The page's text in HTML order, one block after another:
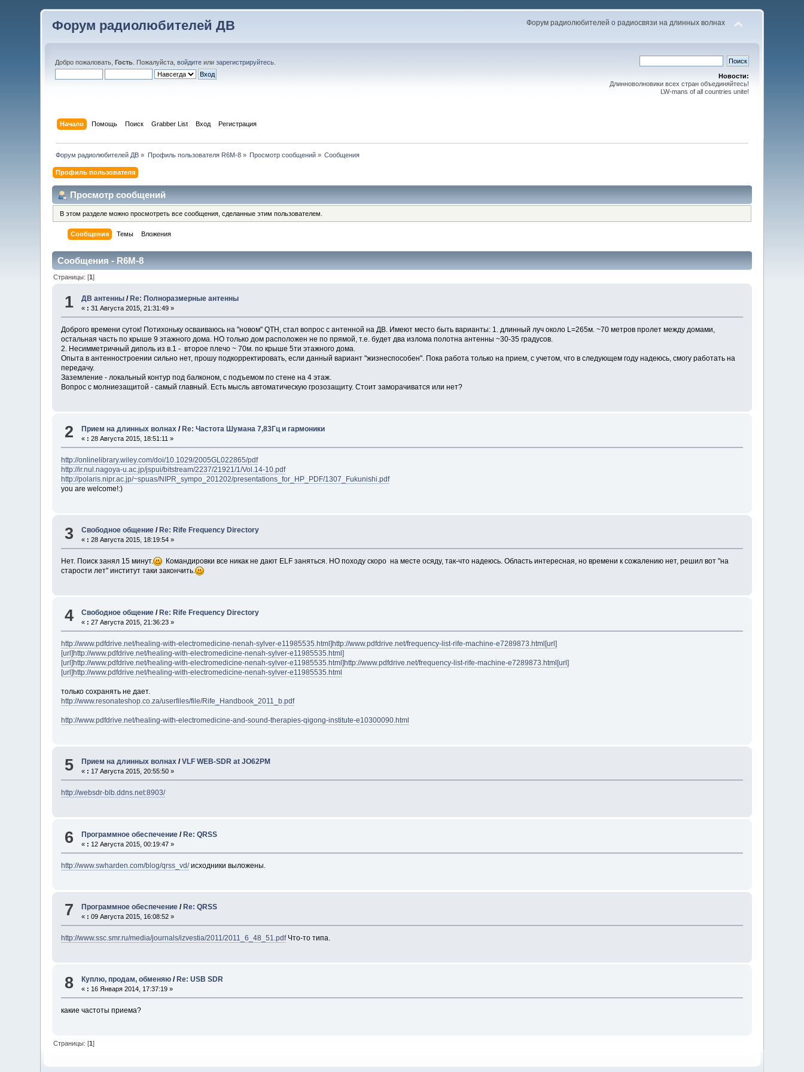
Форум радиолюбителей ДВ Форум радиолюбителей о радиосвязи на длинных волнах
Добро пожаловать,Гость . Пожалуйста,войдите илизарегистрируйтесь
Новости:
Длинноволновики всех стран объединяйтесь!
LW-mans of all countries unite!
Начало Помощь Поиск Grabber List Вход Регистрация
Форум радиолюбителей ДВ » Профиль пользователя R6M-8» Просмотр сообщений » Сообщения
Профиль пользователя
Просмотр сообщений
В этом разделе можно просмотреть все сообщения, сделанные этим пользователем.
Сообщения Темы Вложения
Сообщения - R6M-8
Страницы: [1]
1 ДВ антенны / Re: Полноразмерные антенны
« : 31 Августа 2015, 21:31:49 »
Доброго времени суток! Потихоньку осваиваюсь на "новом" QTH, стал вопрос с антенной на ДВ. Имеют место быть варианты: 1. длинный луч около L=265м. ~70 метров пролет между домами,
остальная часть по крыше 9 этажного дома. НО только дом расположен не по прямой, т.е. будет два излома полотна антенны ~30-35 градусов.
2. Несимметричный диполь из в.1 - второе плечо ~ 70м. по крыше 5ти этажного дома.
Опыта в антенностроении сильно нет, прошу подкорректировать, если данный вариант "жизнеспособен". Пока работа только на прием, с учетом, что в следующем году надеюсь, смогу работать на
передачу.
Заземление - локальный контур под балконом, с подъемом по стене на 4 этаж.
Вопрос с молниезащитой - самый главный. Есть мысль автоматическую грозозащиту. Стоит заморачиватся или нет?
2 Прием на длинных волнах /Re: Частота Шумана 7,83Гц и гармоники
« : 28 Августа 2015, 18:51:11 »
http://onlinelibrary.wiley.com/doi/10.1029/2005GL022865/pdf
http://ir.nul.nagoya-u.ac.jp/jspui/bitstream/2237/21921/1/Vol.14-10.pdf
http://polaris.nipr.ac.jp/~spuas/NIPR_sympo_201202/presentations_for_HP_PDF/1307_Fukunishi.pdf
you are welcome!:)
3 Свободное общение / Re: Rife Frequency Directory
« : 28 Августа 2015, 18:19:54 »
Нет. Поиск занял 15 минут.
Командировки все никак не дают ELF заняться. НО походу скоро на месте осяду, так-что надеюсь. Область интересная, но времени к сожалению нет, решил вот "на
старости лет" институт таки закончить.
4 Свободное общение /Re: Rife Frequency Directory
« : 27 Августа 2015, 21:36:23 »
http://www.pdfdrive.net/healing-with-electromedicine-nenah-sylver-e11985535.html]http://www.pdfdrive.net/frequency-list-rife-machine-e7289873.html[url]
[url]http://www.pdfdrive.net/healing-with-electromedicine-nenah-sylver-e11985535.html]
[url]http://www.pdfdrive.net/healing-with-electromedicine-nenah-sylver-e11985535.html]http://www.pdfdrive.net/frequency-list-rife-machine-e7289873.html[url]
[url]http://www.pdfdrive.net/healing-with-electromedicine-nenah-sylver-e11985535.html
только сохранять не дает.
http://www.resonateshop.co.za/userfiles/file/Rife_Handbook_2011_b.pdf
http://www.pdfdrive.net/healing-with-electromedicine-and-sound-therapies-qigong-institute-e10300090.html
5 Прием на длинных волнах /VLF WEB-SDR at JO62PM
« : 17 Августа 2015, 20:55:50 »
http://websdr-blb.ddns.net:8903/
6 Программное обеспечение /Re: QRSS
« : 12 Августа 2015, 00:19:47 »
http://www.swharden.com/blog/qrss_vd/исходники выложены.
7 Программное обеспечение / Re: QRSS
« : 09 Августа 2015, 16:08:52 »
http://www.ssc.smr.ru/media/journals/izvestia/2011/2011_6_48_51.pdfЧто-то типа.
8 Куплю, продам, обменяю / Re: USB SDR
« : 16 Января 2014, 17:37:19 »
какие частоты приема?
Страницы: [1]